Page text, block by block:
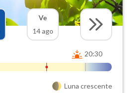
Ve
14 ago
20:30
Luna crescente